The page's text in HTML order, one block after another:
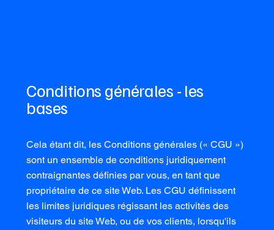
Conditions générales - les
bases
Cela étant dit, les Conditions générales (« CGU »)
sont un ensemble de conditions juridiquement
contraignantes définies par vous, en tant que
propriétaire de ce site Web. Les CGU définissent
les limites juridiques régissant les activités des
visiteurs du site Web, ou de vos clients, lorsqu'ils